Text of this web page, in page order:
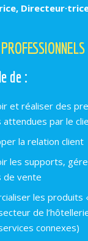
de :
et réaliser des
attendues par le
la relation client
les supports,
de vente
les produits
de
connexes)